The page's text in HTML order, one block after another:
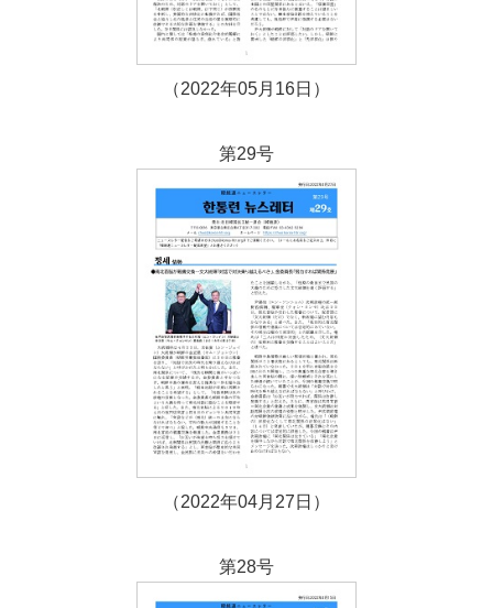
（2022年05月16日）
第29号
（2022年04月27日）
第28号